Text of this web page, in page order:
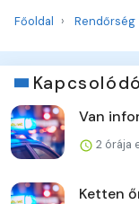
Főoldal Rendőrség
Kapcsolódó
Van
2 órája
Ketten